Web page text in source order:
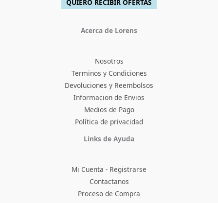
Acerca de Lorens
Nosotros
Terminos y Condiciones
Devoluciones y Reembolsos
Informacion de Envios
Medios de Pago
Política de privacidad
Links de Ayuda
Mi Cuenta - Registrarse
Contactanos
Proceso de Compra
Facebook
Instagram
TikTokPinterest